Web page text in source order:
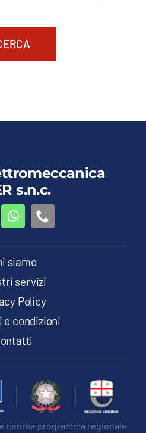
s.n.c.
siamo
servizi
Policy
e condizioni
risorse programma regionale